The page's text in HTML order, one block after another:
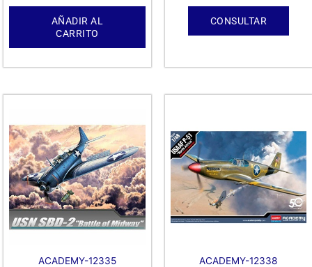
AÑADIR AL
CARRITO
CONSULTAR
ACADEMY-12335 ACADEMY-12338